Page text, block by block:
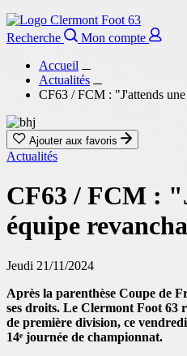
Recherche
Mon compte
Accueil
Actualités
CF63 / FCM : "J'attends
Ajouter aux favoris
Actualités
CF63 / FCM :
équipe
Jeudi 21/11/2024
Après la parenthèse Coupe de
ses droits. Le Clermont Foot 63
de première division, ce
14ᵉ journée de championnat.